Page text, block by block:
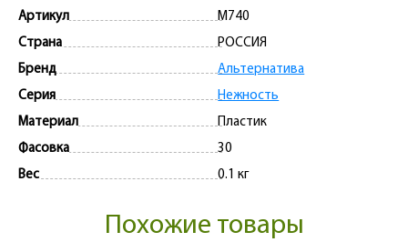
Артикул
M740
Страна
РОССИЯ
Бренд
Альтернатива
Серия
Нежность
Материал
Пластик
Фасовка
30
Вес
0.1 кг
Похожие товары